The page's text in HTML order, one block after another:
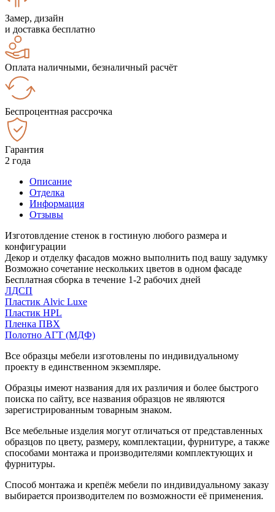
Замер, дизайн
и доставка бесплатно
Оплата наличными, безналичный расчёт
Беспроцентная рассрочка
Гарантия
2 года
Описание
Отделка
Информация
Отзывы
Изготовлдение стенок в гостиную любого размера и
конфигурации
Декор и отделку фасадов можно выполнить под вашу задумку
Возможно сочетание нескольких цветов в одном фасаде
Бесплатная сборка в течение 1-2 рабочих дней
ЛДСП
Пластик Alvic Luxe
Пластик HPL
Пленка ПВХ
Полотно АГТ (МДФ)
Все образцы мебели изготовлены по индивидуальному
проекту в единственном экземпляре.
Образцы имеют названия для их различия и более быстрого
поиска по сайту, все названия образцов не являются
зарегистрированным товарным знаком.
Все мебельные изделия могут отличаться от представленных
образцов по цвету, размеру, комплектации, фурнитуре, а также
способами монтажа и производителями комплектующих и
фурнитуры.
Способ монтажа и крепёж мебели по индивидуальному заказу
выбирается производителем по возможности её применения.